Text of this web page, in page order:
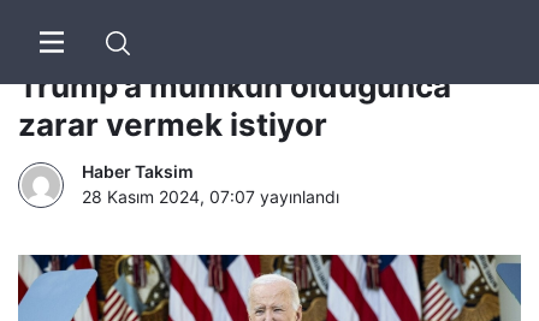
Rusya: Biden yönetimi Rusya ve
Trump’a mümkün olduğunca
zarar vermek istiyor
Haber Taksim
28 Kasım 2024, 07:07 yayınlandı